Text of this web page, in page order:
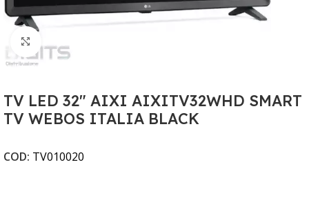
TV LED 32" AIXI AIXITV32WHD SMART
TV WEBOS ITALIA BLACK
COD: TV010020